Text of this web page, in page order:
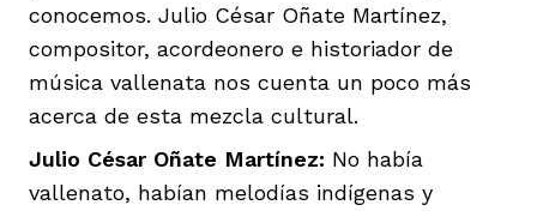
conocemos. Julio César Oñate Martínez,
compositor, acordeonero e historiador de
música vallenata nos cuenta un poco más
acerca de esta mezcla cultural.
Julio César Oñate Martínez: No había
vallenato, habían melodías indígenas y